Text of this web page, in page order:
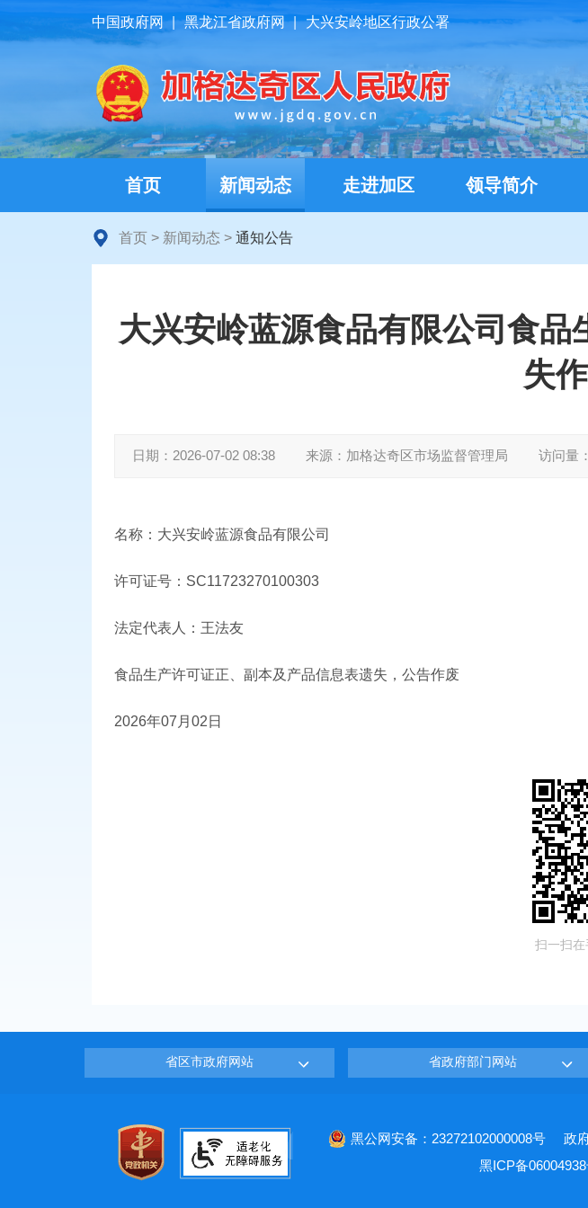
中国政府网 | 黑龙江省政府网 | 大兴安岭地区行政公署
首页 新闻动态 走进加区 领导简介
首页 > 新闻动态 > 通知公告
大兴安岭蓝源食品有限公司食
失
日期： 2026-07-02 08:38 来源： 加格达奇区市场监督管理局 访问量：
名称：大兴安岭蓝源食品有限公司
许可证号：SC11723270100303
法定代表人：王法友
食品生产许可证正、副本及产品信息表遗失，公告作废
2026年07月02日
扫一扫
省区市政府网站 省政府部门网站
黑公网安备：23272102000008号 政
黑ICP备